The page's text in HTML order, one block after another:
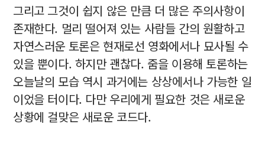
그리고 그것이 쉽지 않은 만큼 더 많은 주의사항이
존재한다. 멀리 떨어져 있는 사람들 간의 원활하고
자연스러운 토론은 현재로선 영화에서나 묘사될 수
있을 뿐이다. 하지만 괜찮다. 줌을 이용해 토론하는
오늘날의 모습 역시 과거에는 상상에서나 가능한 일
이었을 터이다. 다만 우리에게 필요한 것은 새로운
상황에 걸맞은 새로운 코드다.